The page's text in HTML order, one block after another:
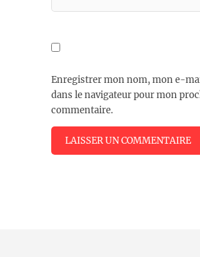
Enregistrer mon nom, mon e-
dans le navigateur pour mon
commentaire.